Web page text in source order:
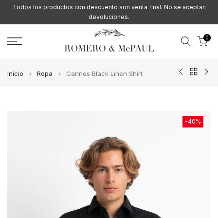
Todos los productos con descuento son venta final. No se aceptan
devoluciones.
0
Inicio Ropa Cannes Black Linen Shirt
-40%